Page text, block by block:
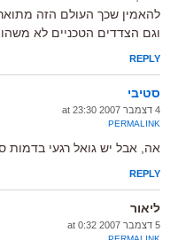
להאמין שכך העולם הזה מתואר
וגם הצדדים הטכניים לא משהו.
REPLY
סטיבי
4 דצמבר 2007 at 23:30
PERMALINK
אה, אבל יש גואל רגעי בדמות
REPLY
ליאור
5 דצמבר 2007 at 0:32